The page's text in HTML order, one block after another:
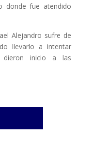
donde fue atendido
Alejandro sufre de
llevarlo a intentar
dieron inicio a las